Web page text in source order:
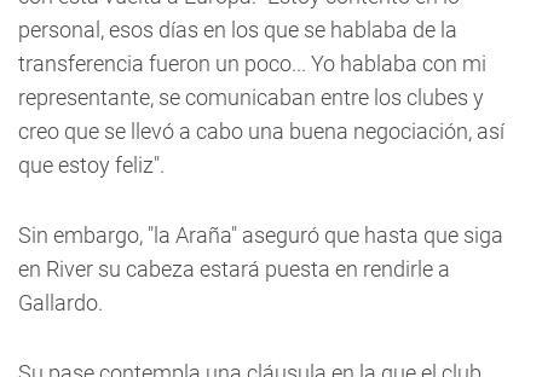
personal, esos días en los que se hablaba de la
transferencia fueron un poco... Yo hablaba con mi
representante, se comunicaban entre los clubes y
creo que se llevó a cabo una buena negociación, así
que estoy feliz".
Sin embargo, "la Araña" aseguró que hasta que siga
en River su cabeza estará puesta en rendirle a
Gallardo.